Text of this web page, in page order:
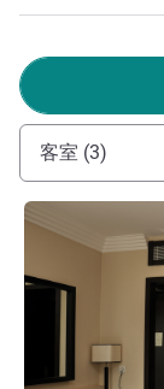
客室 (3)
詳細を表示